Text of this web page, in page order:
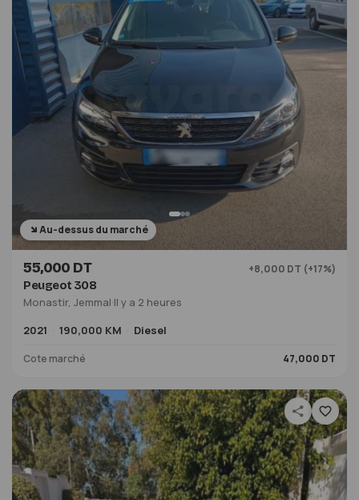
Au-dessus du marché
55,000 DT +8,000 DT (+17%)
Peugeot 308
Monastir, Jemmal·Il y a 2 heures
2021
190,000 KM Diesel
Cote marché 47,000 DT